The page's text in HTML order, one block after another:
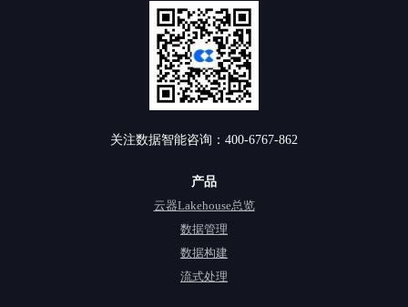
关注数据智能咨询：400-6767-862
产品
云器Lakehouse总览
数据管理
数据构建
流式处理